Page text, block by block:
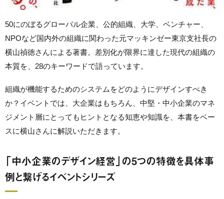
50にのぼるグローバル企業、公的組織、大学、ベンチャー、
NPOなど国内外の組織に関わった元マッキンゼー東京支社長の
横山禎徳さんによる著書。差別化が限界に達した現代の組織の
本質を、28のキーワードで語っています。
組織が機能するためのシステムをどのようにデザインすべき
か？イベントでは、大企業はもちろん、中堅・中小企業のマネ
ジメント層にとってもヒントとなる知恵や知識を、本書をベー
スに横山さんに解説いただきます。
「中小企業のデザイン経営」の5つの特徴を具体事
例と繋げるイベントシリーズ